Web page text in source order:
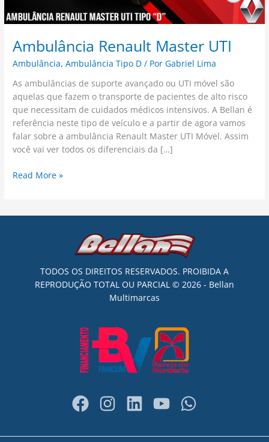
Ambulância Renault Master UTI
Ambulância,Ambulância Tipo D / PorGabriel Lima
As ambulâncias de suporte avançado ou UTI móvel são
aquelas que fazem o transporte de pacientes de alto risco
que necessitam de cuidados médicos intensivos. A Bellan é
referência neste tipo de veículo e a partir de agora vamos
falar sobre a ambulância Renault Master UTI Móvel. Assim
você vai ver todos os diferenciais da […]
Read More »
TODOS OS DIREITOS RESERVADOS. PROIBIDA A
REPRODUÇÃO TOTAL OU PARCIAL © 2026 - Bellan
Multimarcas